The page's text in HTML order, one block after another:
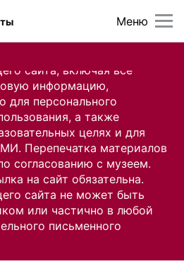
сайта, включая все
информацию,
для персонального
а также
целях и для
Перепечатка материалов
согласованию с музеем.
на сайт обязательна.
сайта не может быть
или частично в любой
письменного
Меню